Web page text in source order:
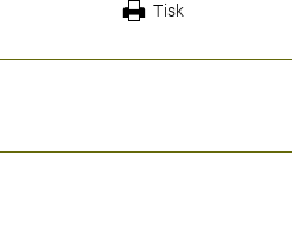
Tisk